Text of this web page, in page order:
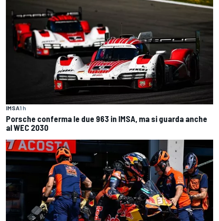
IMSA1 h
Porsche conferma le due 963 in IMSA, ma si guarda anche
al WEC 2030